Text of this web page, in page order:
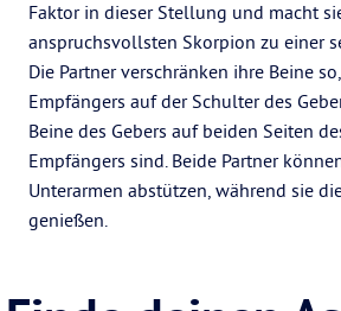
Faktor in dieser Stellung und macht
anspruchsvollsten Skorpion zu einer
Die Partner verschränken ihre Beine
Empfängers auf der Schulter des
Beine des Gebers auf beiden Seiten
Empfängers sind. Beide Partner
Unterarmen abstützen, während sie
genießen.